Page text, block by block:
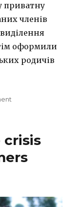
приватну
членів
оформили
родичів
crisis